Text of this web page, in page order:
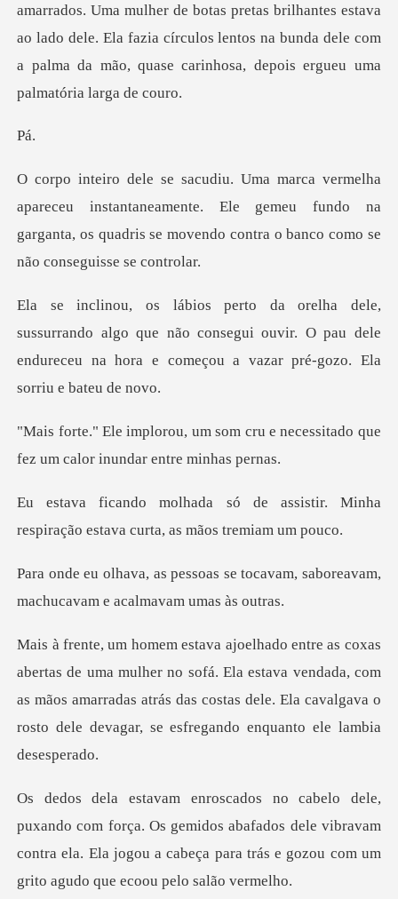
amarrados. Uma mulher de botas pretas brilhantes estava
ao lado dele. Ela fazia círculos
á
instantaneamente. Ele gemeu fundo na
garganta, os quadris s
do algo que não consegui ouvir. O pau dele
endureceu na ho
om cru e necessitado que
fez um
assistir. Minha
respiração estav
se tocavam, saboreavam,
machuc
no sofá. Ela estava vendada, com
as mãos amarradas atrás das costas dele. Ela
. Os gemidos abafados dele vibravam
contra ela. Ela jogou a cabeça